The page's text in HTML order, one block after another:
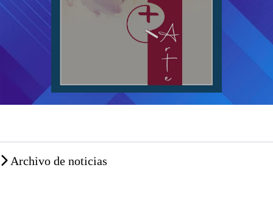
Archivo de noticias